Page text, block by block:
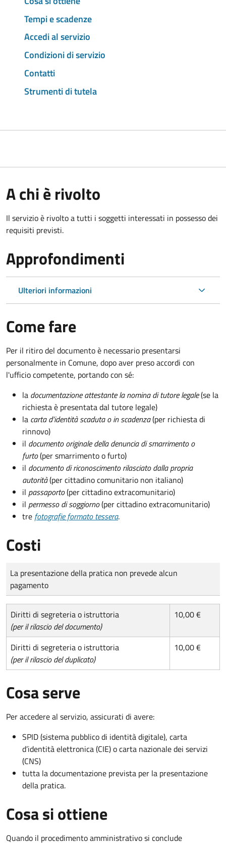
Tempi e scadenze
Accedi al servizio
Condizioni di servizio
Contatti
Strumenti di tutela
A chi è rivolto
Il servizio è rivolto a tutti i soggetti interessati in possesso dei
requisiti previsti.
Approfondimenti
Ulteriori informazioni
Come fare
Per il ritiro del documento è necessario presentarsi
personalmente in Comune, dopo aver preso accordi con
l'ufficio competente, portando con sé:
la documentazione attestante la nomina di tutore legale(se la
richiesta è presentata dal tutore legale)
la carta d'identità scaduta o in scadenza(per richiesta di
rinnovo)
il documento originale della denuncia di smarrimento o
furto(per smarrimento o furto)
il documento di riconoscimento rilasciato dalla propria
autorità(per cittadino comunitario non italiano)
il passaporto(per cittadino extracomunitario)
il permesso di soggiorno(per cittadino extracomunitario)
tre fotografie formato tessera.
Costi
Tipo di pagamento
Importo
La presentazione della pratica non prevede alcun
pagamento
Diritti di segreteria o istruttoria
(per il rilascio del documento)
10,00 €
Diritti di segreteria o istruttoria
(per il rilascio del duplicato)
10,00 €
Cosa serve
Per accedere al servizio, assicurati di avere:
SPID (sistema pubblico di identità digitale), carta
d’identità elettronica (CIE) o carta nazionale dei servizi
(CNS)
tutta la documentazione prevista per la presentazione
della pratica.
Cosa si ottiene
Quando il procedimento amministrativo si conclude